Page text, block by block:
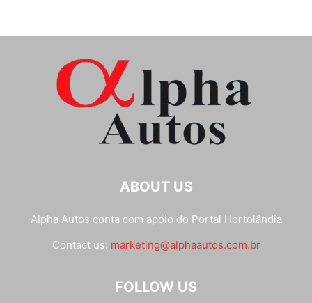
ABOUT US
Alpha Autos conta com apoio do Portal Hortolândia
Contact us: marketing@alphaautos.com.br
FOLLOW US